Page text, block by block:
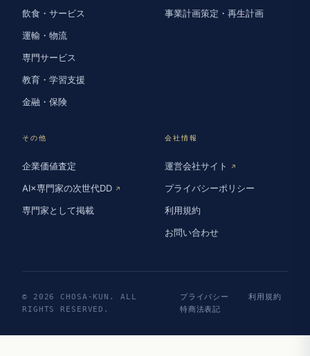
飲食・サービス
運輸・物流
専門サービス
教育・学習支援
金融・保険
事業計画策定・再生計画
その他
企業価値査定
AI×専門家の次世代DD ↗
専門家として掲載
会社情報
運営会社サイト ↗
プライバシーポリシー
利用規約
お問い合わせ
© 2026 CHOSA-KUN. ALL
RIGHTS RESERVED.
プライバシー
利用規約
特商法表記